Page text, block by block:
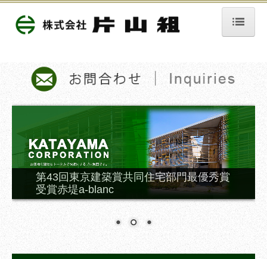
会社案内
ご挨拶
沿革
組織図
事業案内
リフォーム事業
第43回東京建築賞共同住宅部門最優秀賞
受賞赤堤a-blanc